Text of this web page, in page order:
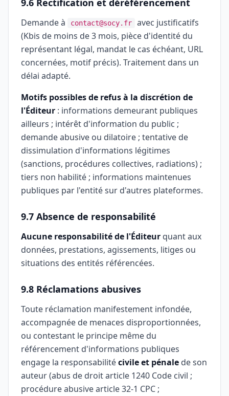
9.6 Rectification et déréférencement
Demande à contact@socy.fr
avec justificatifs
(Kbis de moins de 3 mois, pièce d'identité du
représentant légal, mandat le cas échéant, URL
concernées, motif précis). Traitement dans un
délai adapté.
Motifs possibles de refus à la discrétion de
l'Éditeur : informations demeurant publiques
ailleurs ; intérêt d'information du public ;
demande abusive ou dilatoire ; tentative de
dissimulation d'informations légitimes
(sanctions, procédures collectives, radiations) ;
tiers non habilité ; informations maintenues
publiques par l'entité sur d'autres plateformes.
9.7 Absence de responsabilité
Aucune responsabilité de l'Éditeur quant aux
données, prestations, agissements, litiges ou
situations des entités référencées.
9.8 Réclamations abusives
Toute réclamation manifestement infondée,
accompagnée de menaces disproportionnées,
ou contestant le principe même du
référencement d'informations publiques
engage la responsabilitécivile et pénale de son
auteur (abus de droit article 1240 Code civil ;
procédure abusive article 32-1 CPC ;